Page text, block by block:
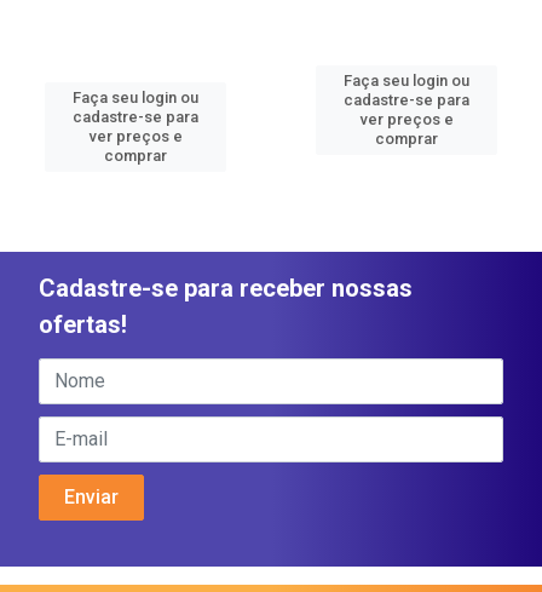
Faça seu login ou
cadastre-se para
ver preços e
comprar
Faça seu login ou
cadastre-se para
ver preços e
comprar
Cadastre-se para receber nossas
ofertas!